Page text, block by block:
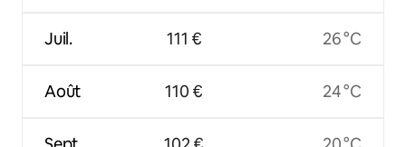
Juil.
Août
111 €
110 €
26 °C
24 °C